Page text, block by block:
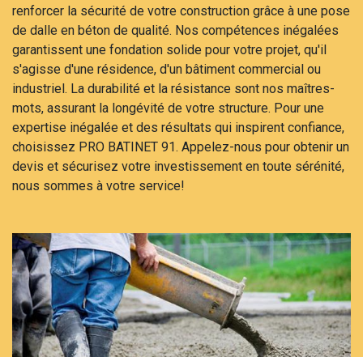
renforcer la sécurité de votre construction grâce à une pose
de dalle en béton de qualité. Nos compétences inégalées
garantissent une fondation solide pour votre projet, qu'il
s'agisse d'une résidence, d'un bâtiment commercial ou
industriel. La durabilité et la résistance sont nos maîtres-
mots, assurant la longévité de votre structure. Pour une
expertise inégalée et des résultats qui inspirent confiance,
choisissez PRO BATINET 91. Appelez-nous pour obtenir un
devis et sécurisez votre investissement en toute sérénité,
nous sommes à votre service!